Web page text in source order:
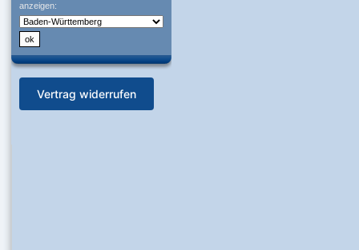
anzeigen:
Vertrag widerrufen